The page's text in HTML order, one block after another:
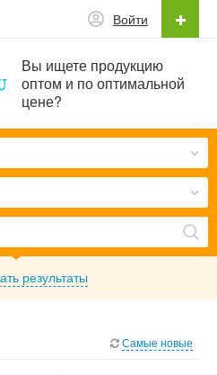
Вы ищете продукцию
оптом и по оптимальной
цене?
Войти
результаты
Самые новые